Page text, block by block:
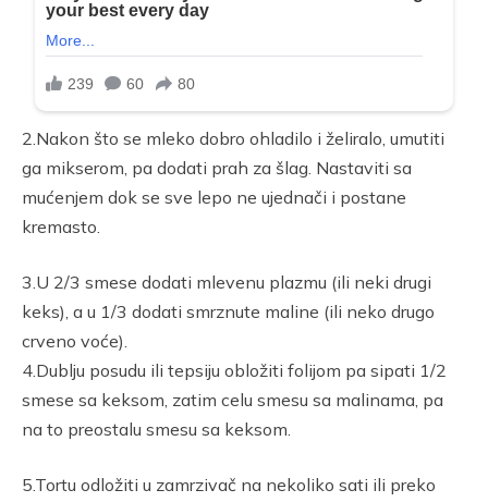
2.Nakon što se mleko dobro ohladilo i želiralo, umutiti
ga mikserom, pa dodati prah za šlag. Nastaviti sa
mućenjem dok se sve lepo ne ujednači i postane
kremasto.
3.U 2/3 smese dodati mlevenu plazmu (ili neki drugi
keks), a u 1/3 dodati smrznute maline (ili neko drugo
crveno voće).
4.Dublju posudu ili tepsiju obložiti folijom pa sipati 1/2
smese sa keksom, zatim celu smesu sa malinama, pa
na to preostalu smesu sa keksom.
5.Tortu odložiti u zamrzivač na nekoliko sati ili preko